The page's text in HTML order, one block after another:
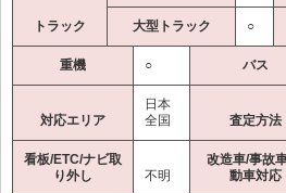
トラック 大型トラック ○
重機 ○ バス
対応エリア
日本
全国
査定方法
看板/ETC/ナビ取
り外し
不明
改造車/事故
動車対応